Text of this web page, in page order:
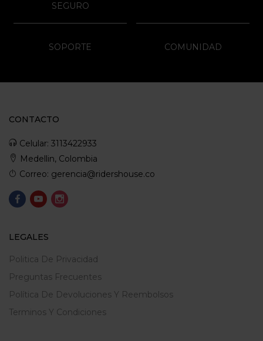
SEGURO
SOPORTE COMUNIDAD
CONTACTO
Celular: 3113422933
Medellin, Colombia
Correo: gerencia@ridershouse.co
LEGALES
Politica De Privacidad
Preguntas Frecuentes
Política De Devoluciones Y Reembolsos
Terminos Y Condiciones